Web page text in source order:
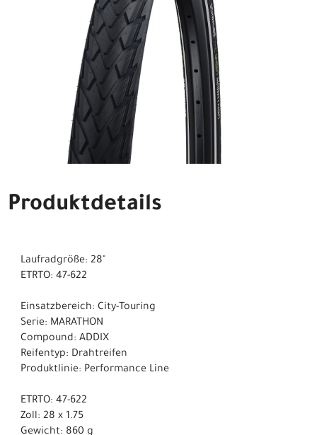
Produktdetails
Laufradgröße: 28"
ETRTO: 47-622
Einsatzbereich: City-Touring
Serie: MARATHON
Compound: ADDIX
Reifentyp: Drahtreifen
Produktlinie: Performance Line
ETRTO: 47-622
Zoll: 28 x 1.75
Gewicht: 860 g